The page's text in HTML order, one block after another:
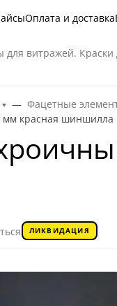
Оплата и доставка
для витражей. Краски
Фацетные
мм красная шиншилла
ЛИКВИДАЦИЯ